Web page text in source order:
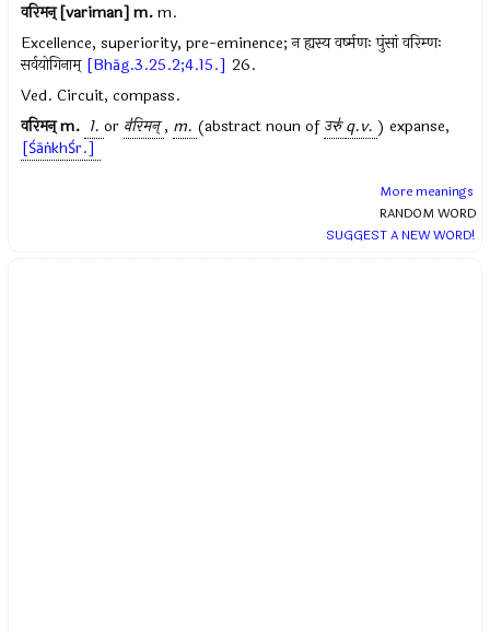
वरिमन् [variman] m. m.
Excellence, superiority, pre-eminence; न ह्यस्य वर्ष्मणः पुंसां वरिम्णः
सर्वयोगिनाम् [Bhāg.3.25.2;4.15.] 26.
Ved. Circuit, compass.
वरिमन्m. 1. or व॑रिमन् , m. (abstract noun ofउरु॑ q.v. ) expanse,
[ŚāṅkhŚr.]
More meanings
RANDOM WORD
SUGGEST A NEW WORD!